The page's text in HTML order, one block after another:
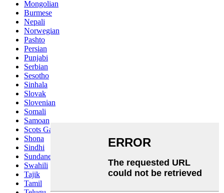
Mongolian
Burmese
Nepali
Norwegian
Pashto
Persian
Punjabi
Serbian
Sesotho
Sinhala
Slovak
Slovenian
Somali
Samoan
Scots Gaelic
Shona
Sindhi
Sundanese
Swahili
Tajik
Tamil